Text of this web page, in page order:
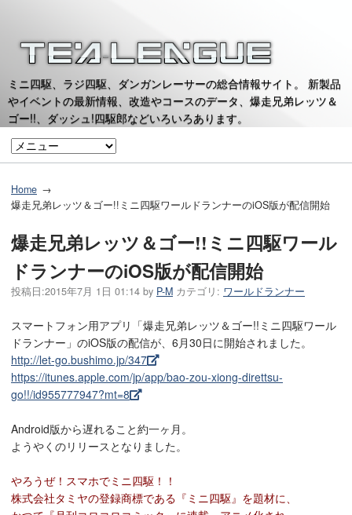
ミニ四駆、ラジ四駆、ダンガンレーサーの総合情報サイト。 新製品
やイベントの最新情報、改造やコースのデータ、爆走兄弟レッツ＆
ゴー!!、ダッシュ!四駆郎などいろいろあります。
Home
爆走兄弟レッツ＆ゴー!!ミニ四駆ワールドランナーのiOS版が配信開始
爆走兄弟レッツ＆ゴー!!ミニ四駆ワール
ドランナーのiOS版が配信開始
投稿日:2015年7月 1日 01:14 by P-M カテゴリ: ワールドランナー
スマートフォン用アプリ「爆走兄弟レッツ＆ゴー!!ミニ四駆ワール
ドランナー」のiOS版の配信が、6月30日に開始されました。
http://let-go.bushimo.jp/347
https://itunes.apple.com/jp/app/bao-zou-xiong-direttsu-
go!!/id955777947?mt=8
Android版から遅れること約一ヶ月。
ようやくのリリースとなりました。
やろうぜ！スマホでミニ四駆！！
株式会社タミヤの登録商標である『ミニ四駆』を題材に、